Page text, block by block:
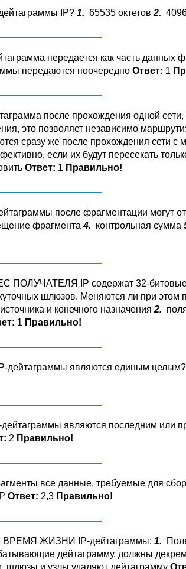
IP? 1. 65535 октетов 2.
передается как часть данных
передаются поочередно Ответ: 1
после прохождения одной
это позволяет независимо
сразу же после прохождения сети
если их будут пересекать
Ответ: 1 Правильно!
после фрагментации могут
фрагмента4. контрольная сумма
IP содержат 32-битовые
шлюзов. Меняются ли при этом
и конечного назначения 2.
1 Правильно!
дейтаграммы являются единым целым?
дейтаграммы являются последним или
2 Правильно!
все данные, требуемые для
Ответ: 2,3 Правильно!
ВРЕМЯ ЖИЗНИ IP-дейтаграммы: 1.
дейтаграмму, должны
и узлы удаляют дейтаграмму